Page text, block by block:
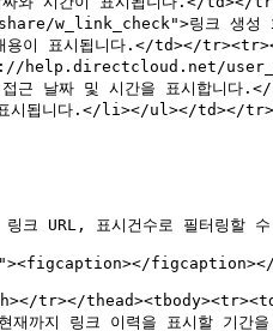
링크 생성 화면
용이 표시됩니다.</td></
help.directcloud.net/
근 날짜 및 시간을 표시합니
시됩니다.</li></ul></td></
크 URL, 표시건수로 필터링할 수
tr></
지 링크 이력을 표시할 기